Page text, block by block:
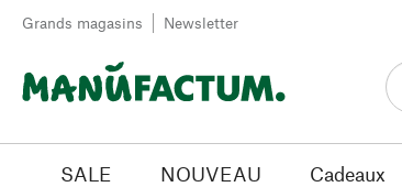
Passer au contenu
Grands magasins Newsletter
SALE NOUVEAU Cadeaux